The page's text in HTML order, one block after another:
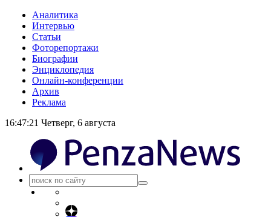
Аналитика
Интервью
Статьи
Фоторепортажи
Биографии
Энциклопедия
Онлайн-конференции
Архив
Реклама
16:47:21 Четверг, 6 августа